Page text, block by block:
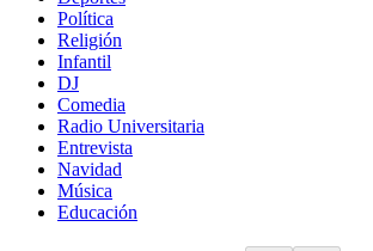
Política
Religión
Infantil
DJ
Comedia
Radio Universitaria
Entrevista
Navidad
Música
Educación